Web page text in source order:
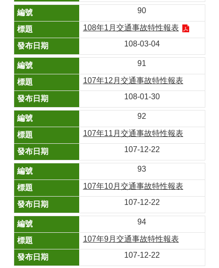
90
108年1月交通事故特性報表
108-03-04
91
107年12月交通事故特性報表
108-01-30
92
107年11月交通事故特性報表
107-12-22
93
107年10月交通事故特性報表
107-12-22
94
107年9月交通事故特性報表
107-12-22